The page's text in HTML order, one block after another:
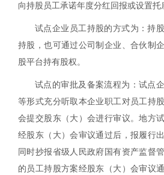
向持股员工承诺年度分红回报或设置托
试点企业员工持股的方式为：持
持股，也可通过公司制企业、合伙制
股平台持有股权。
试点的审批及备案流程为：试点
等形式充分听取本企业职工对员工持
会提交股东（大）会进行审议。地方
经股东（大）会审议通过后，报履行
同时抄报省级人民政府国有资产监督
的员工持股方案经股东（大）会审议